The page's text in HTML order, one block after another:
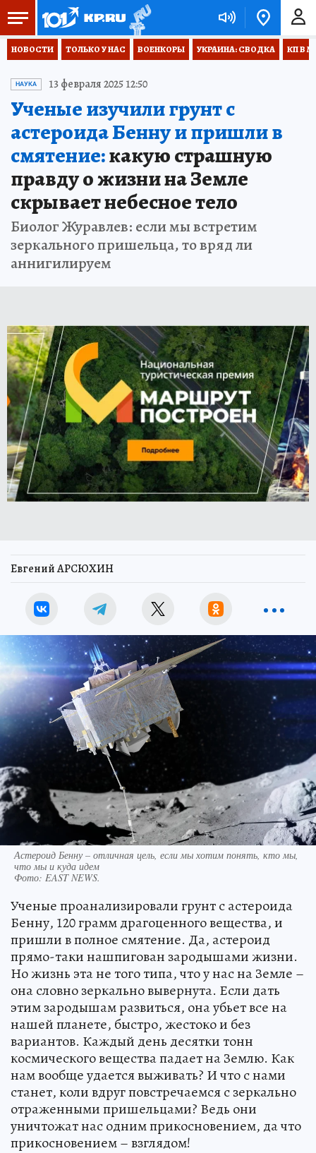
НОВОСТИ ТОЛЬКО У НАС ВОЕНКОРЫ УКРАИНА: СВОДКА КП В
НАУКА 13 февраля 2025 12:50
Ученые изучили грунт с
астероида Бенну и пришли в
смятение:какую страшную
правду о жизни на Земле
скрывает небесное тело
Биолог Журавлев: если мы встретим
зеркального пришельца, то вряд ли
аннигилируем
Евгений АРСЮХИН
Астероид Бенну – отличная цель, если мы хотим понять, кто мы,
что мы и куда идем
Фото: EAST NEWS.
Ученые проанализировали грунт с астероида
Бенну, 120 грамм драгоценного вещества, и
пришли в полное смятение. Да, астероид
прямо-таки нашпигован зародышами жизни.
Но жизнь эта не того типа, что у нас на Земле –
она словно зеркально вывернута. Если дать
этим зародышам развиться, она убьет все на
нашей планете, быстро, жестоко и без
вариантов. Каждый день десятки тонн
космического вещества падает на Землю. Как
нам вообще удается выживать? И что с нами
станет, коли вдруг повстречаемся с зеркально
отраженными пришельцами? Ведь они
уничтожат нас одним прикосновением, да что
прикосновением – взглядом!